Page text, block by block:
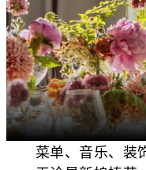
菜单、音乐、装